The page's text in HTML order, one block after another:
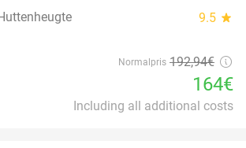
9.5 star
Normalpris 192,94€
164€
Including all additional costs